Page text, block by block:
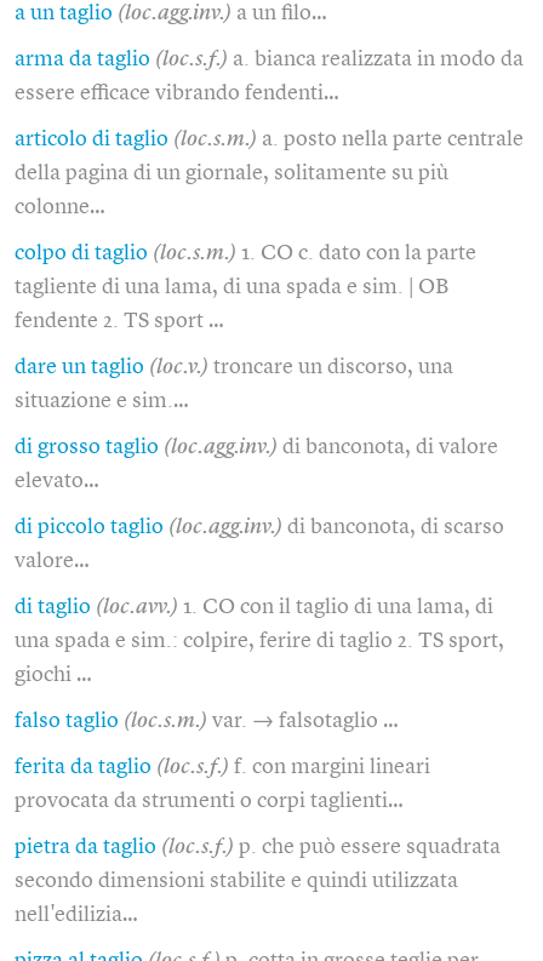
a un taglio (loc.agg.inv.) a un filo…
arma da taglio (loc.s.f.) a. bianca realizzata in modo da
essere efficace vibrando fendenti…
articolo di taglio (loc.s.m.) a. posto nella parte centrale
della pagina di un giornale, solitamente su più
colonne…
colpo di taglio (loc.s.m.) 1. CO c. dato con la parte
tagliente di una lama, di una spada e sim. | OB
fendente 2. TS sport …
dare un taglio (loc.v.) troncare un discorso, una
situazione e sim.…
di grosso taglio (loc.agg.inv.) di banconota, di valore
elevato…
di piccolo taglio (loc.agg.inv.) di banconota, di scarso
valore…
di taglio (loc.avv.) 1. CO con il taglio di una lama, di
una spada e sim.: colpire, ferire di taglio 2. TS sport,
giochi …
falso taglio (loc.s.m.) var. → falsotaglio …
ferita da taglio (loc.s.f.) f. con margini lineari
provocata da strumenti o corpi taglienti…
pietra da taglio (loc.s.f.) p. che può essere squadrata
secondo dimensioni stabilite e quindi utilizzata
nell'edilizia…